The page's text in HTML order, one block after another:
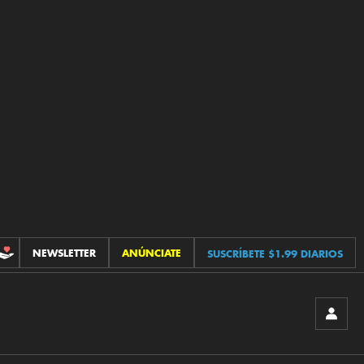
CONTRIBUCIONES
NEWSLETTER ANÚNCIATE SUSCRÍBETE $1.99 DIARIOS